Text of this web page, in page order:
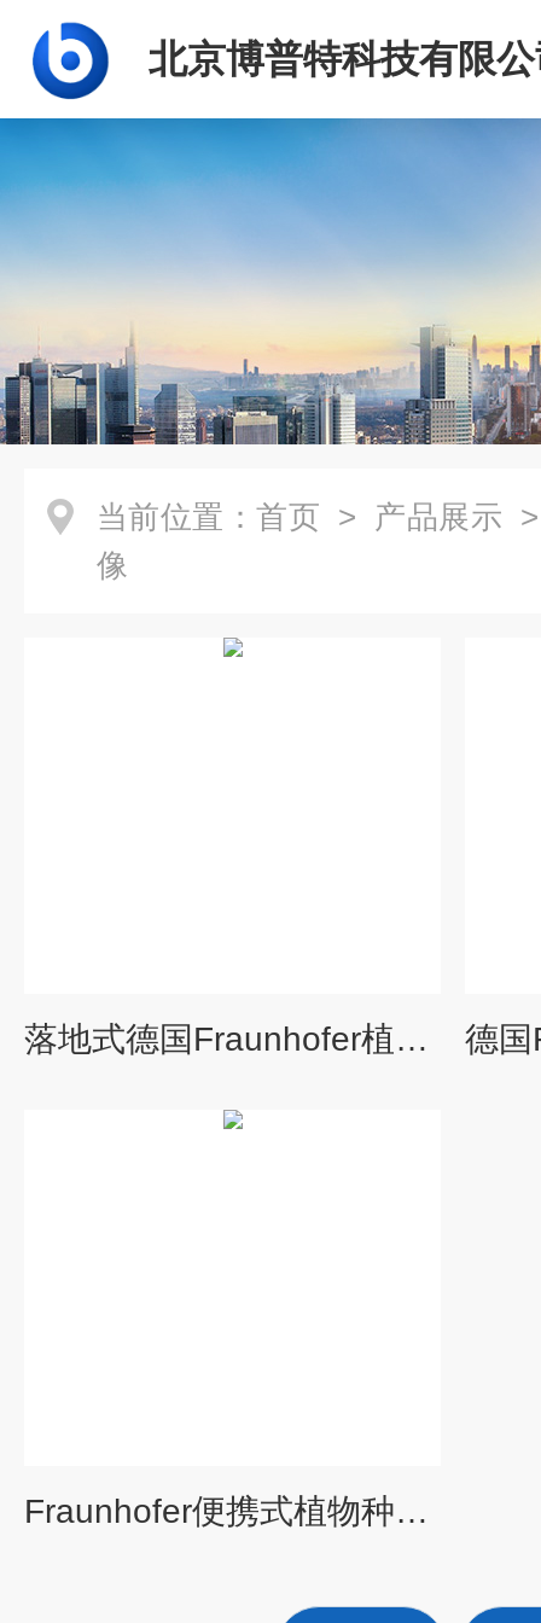
北京博普特科技有限
当前位置： 首页 > 产品展示
像
落地式德国Fraunhofer植物CT成像系统
Fraunhofer便携式植物种子CT成像系统